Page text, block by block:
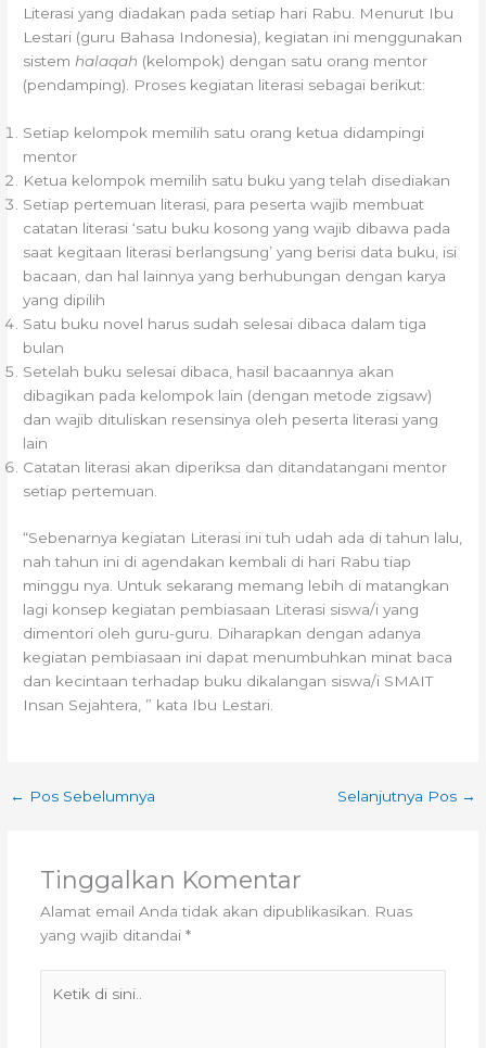
Literasi yang diadakan pada setiap hari Rabu. Menurut Ibu
Lestari (guru Bahasa Indonesia), kegiatan ini menggunakan
sistem halaqah (kelompok) dengan satu orang mentor
(pendamping). Proses kegiatan literasi sebagai berikut:
Setiap kelompok memilih satu orang ketua didampingi
mentor
Ketua kelompok memilih satu buku yang telah disediakan
Setiap pertemuan literasi, para peserta wajib membuat
catatan literasi ‘satu buku kosong yang wajib dibawa pada
saat kegitaan literasi berlangsung’ yang berisi data buku, isi
bacaan, dan hal lainnya yang berhubungan dengan karya
yang dipilih
Satu buku novel harus sudah selesai dibaca dalam tiga
bulan
Setelah buku selesai dibaca, hasil bacaannya akan
dibagikan pada kelompok lain (dengan metode zigsaw)
dan wajib dituliskan resensinya oleh peserta literasi yang
lain
Catatan literasi akan diperiksa dan ditandatangani mentor
setiap pertemuan.
“Sebenarnya kegiatan Literasi ini tuh udah ada di tahun lalu,
nah tahun ini di agendakan kembali di hari Rabu tiap
minggu nya. Untuk sekarang memang lebih di matangkan
lagi konsep kegiatan pembiasaan Literasi siswa/i yang
dimentori oleh guru-guru. Diharapkan dengan adanya
kegiatan pembiasaan ini dapat menumbuhkan minat baca
dan kecintaan terhadap buku dikalangan siswa/i SMAIT
Insan Sejahtera, ” kata Ibu Lestari.
← Pos Sebelumnya Selanjutnya Pos →
Tinggalkan Komentar
Alamat email Anda tidak akan dipublikasikan. Ruas
yang wajib ditandai *